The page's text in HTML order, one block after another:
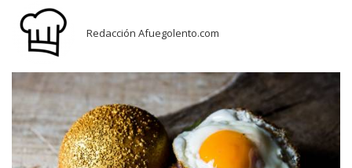
Redacción Afuegolento.com